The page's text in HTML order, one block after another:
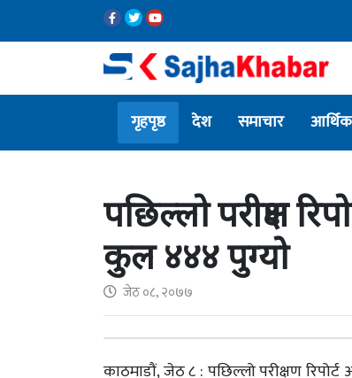
गृहपृष्ठ देश समाचार आर्थिक
पछिल्लो परीक्षण
कुल ४४४ पुग्यो
जेठ ०८, २०७७
काठमाडौं, जेठ ८ : पछिल्लो परीक्षण